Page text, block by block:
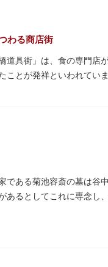
けます。また、浅草名所
わる商店街
道具街」は、食の専門店
とが発祥といわれていま
プロ仕様の調理器具や
できるお店もありますよ
開催される「かっぱ橋
。
である菊池容斎の墓は谷
あるとしてこれに専念し